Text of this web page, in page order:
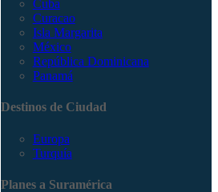
Cuba
Curacao
Isla Margarita
México
República Dominicana
Panamá
Destinos de Ciudad
Europa
Turquía
Planes a Suramérica